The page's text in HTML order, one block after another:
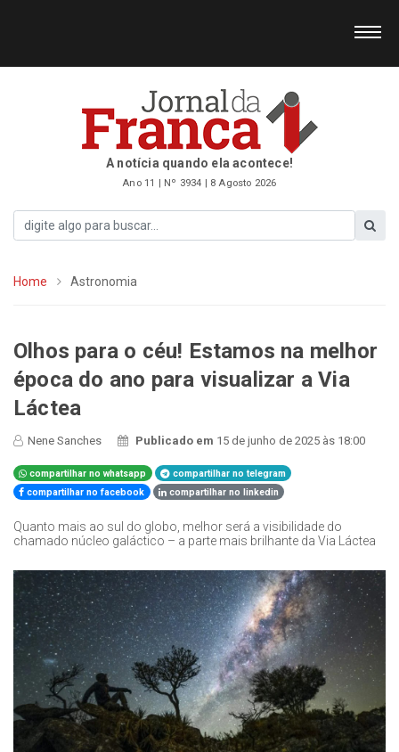
A notícia quando ela acontece!
Ano 11 | Nº 3934 | 8 Agosto 2026
Home Astronomia
Olhos para o céu! Estamos na melhor
época do ano para visualizar a Via
Láctea
Nene Sanches Publicado em 15 de junho de 2025 às 18:00
compartilhar no whatsapp
compartilhar no telegram
compartilhar no facebook
compartilhar no linkedin
Quanto mais ao sul do globo, melhor será a visibilidade do
chamado núcleo galáctico – a parte mais brilhante da Via Láctea